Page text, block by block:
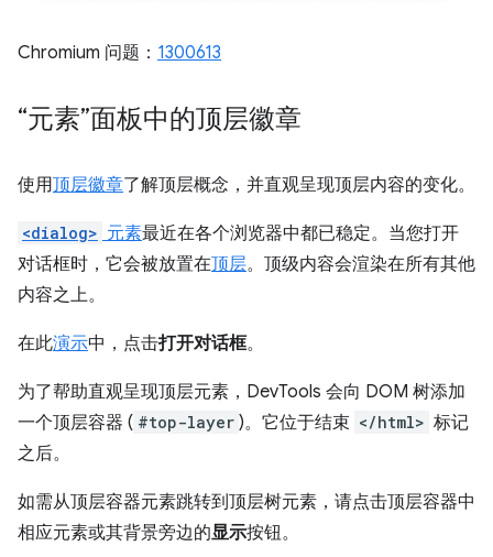
Chromium 问题： 1300613
“元素”面板中的顶层徽章
使用顶层徽章了解顶层概念，并直观呈现顶层内容的变化。
<dialog> 元素最近在各个浏览器中都已稳定。当您打开
对话框时，它会被放置在顶层。顶级内容会渲染在所有其他
内容之上。
在此演示中，点击打开对话框。
为了帮助直观呈现顶层元素，DevTools 会向 DOM 树添加
一个顶层容器 ( #top-layer )。它位于结束 </html> 标记
之后。
如需从顶层容器元素跳转到顶层树元素，请点击顶层容器中
相应元素或其背景旁边的显示按钮。